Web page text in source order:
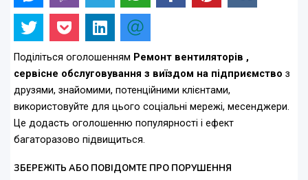
Поділіться оголошенням Ремонт вентиляторів ,
сервісне обслуговування з виїздом на підприємство з
друзями, знайомими, потенційними клієнтами,
використовуйте для цього соціальні мережі, месенджери.
Це додасть оголошенню популярності і ефект
багаторазово підвищиться.
ЗБЕРЕЖІТЬ АБО ПОВІДОМТЕ ПРО ПОРУШЕННЯ